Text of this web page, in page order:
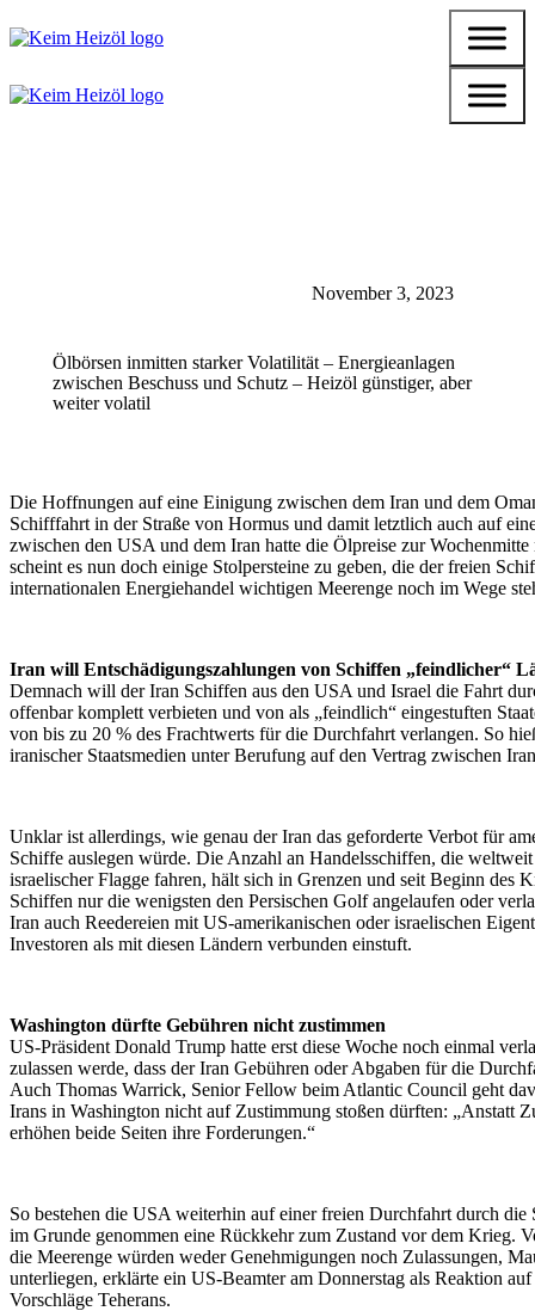
Ölbörsen inmitten starker Volatilität – Energieanlagen
zwischen Beschuss und Schutz – Heizöl günstiger, aber
weiter volatil
November 3, 2023
Die Hoffnungen auf eine Einigung zwischen dem Iran und dem
Schifffahrt in der Straße von Hormus und damit letztlich auch auf
zwischen den USA und dem Iran hatte die Ölpreise zur
scheint es nun doch einige Stolpersteine zu geben, die der freien
internationalen Energiehandel wichtigen Meerenge noch im Wege
Iran will Entschädigungszahlungen von Schiffen „feindlicher“
Demnach will der Iran Schiffen aus den USA und Israel die Fahrt
offenbar komplett verbieten und von als „feindlich“ eingestuften
von bis zu 20 % des Frachtwerts für die Durchfahrt verlangen. So
iranischer Staatsmedien unter Berufung auf den Vertrag zwischen
Unklar ist allerdings, wie genau der Iran das geforderte Verbot für
Schiffe auslegen würde. Die Anzahl an Handelsschiffen, die
israelischer Flagge fahren, hält sich in Grenzen und seit Beginn des
Schiffen nur die wenigsten den Persischen Golf angelaufen oder
Iran auch Reedereien mit US-amerikanischen oder israelischen
Investoren als mit diesen Ländern verbunden einstuft.
Washington dürfte Gebühren nicht zustimmen
US-Präsident Donald Trump hatte erst diese Woche noch einmal
zulassen werde, dass der Iran Gebühren oder Abgaben für die
Auch Thomas Warrick, Senior Fellow beim Atlantic Council geht
Irans in Washington nicht auf Zustimmung stoßen dürften: „Anstatt
erhöhen beide Seiten ihre Forderungen.“
So bestehen die USA weiterhin auf einer freien Durchfahrt durch
im Grunde genommen eine Rückkehr zum Zustand vor dem Krieg.
die Meerenge würden weder Genehmigungen noch Zulassungen,
unterliegen, erklärte ein US-Beamter am Donnerstag als Reaktion
Vorschläge Teherans.